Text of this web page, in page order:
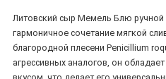
Литовский сыр Мемель Блю ручной
гармоничное сочетание мягкой
благородной плесени Penicillium
агрессивных аналогов, он